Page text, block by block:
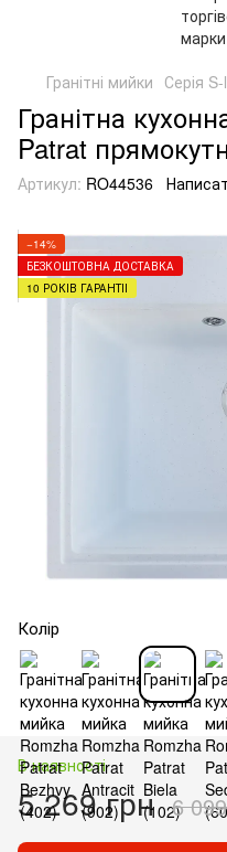
Гранітні мийки Серія
Гранітна
Patrat
Артикул: RO44536
−14%
БЕЗКОШТОВНА ДОСТАВКА
10 РОКІВ ГАРАНТІЇ
Колір
В наявності
5 269 грн 6